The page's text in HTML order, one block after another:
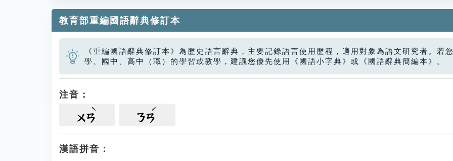
教育部重編國語辭典修訂本
《重編國語辭典修訂本》為歷史語言辭典，主要記錄語言使用歷程，適用對象為語文研究者。若
學、國中、高中（職）的學習或教學，建議您優先使用《國語小字典》或《國語辭典簡編本》。
注音：
ㄨㄢ ㄋㄢ
漢語拼音：